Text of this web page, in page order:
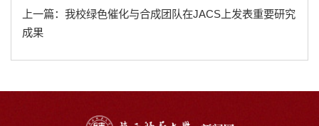
上一篇：我校绿色催化与合成团队在JACS上发表重要研究
成果